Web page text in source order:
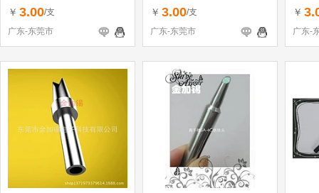
￥ 3.00/支
广东-东莞市
￥ 3.00/支
广东-东莞市
￥
广东-